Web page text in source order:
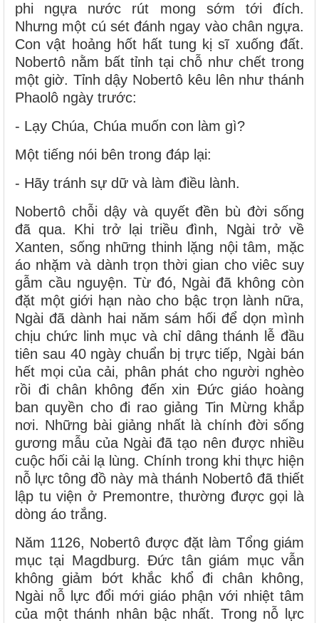
phi ngựa nước rút mong sớm tới đích.
Nhưng một cú sét đánh ngay vào chân ngựa.
Con vật hoảng hốt hất tung kị sĩ xuống đất.
Nobertô nằm bất tỉnh tại chỗ như chết trong
một giờ. Tỉnh dậy Nobertô kêu lên như thánh
Phaolô ngày trước:
- Lạy Chúa, Chúa muốn con làm gì?
Một tiếng nói bên trong đáp lại:
- Hãy tránh sự dữ và làm điều lành.
Nobertô chỗi dậy và quyết đền bù đời sống
đã qua. Khi trở lại triều đình, Ngài trở về
Xanten, sống những thinh lặng nội tâm, mặc
áo nhặm và dành trọn thời gian cho viêc suy
gẫm cầu nguyện. Từ đó, Ngài đã không còn
đặt một giới hạn nào cho bậc trọn lành nữa,
Ngài đã dành hai năm sám hối để dọn mình
chịu chức linh mục và chỉ dâng thánh lễ đầu
tiên sau 40 ngày chuẩn bị trực tiếp, Ngài bán
hết mọi của cải, phân phát cho người nghèo
rồi đi chân không đến xin Đức giáo hoàng
ban quyền cho đi rao giảng Tin Mừng khắp
nơi. Những bài giảng nhất là chính đời sống
gương mẫu của Ngài đã tạo nên được nhiều
cuộc hối cải lạ lùng. Chính trong khi thực hiện
nỗ lực tông đồ này mà thánh Nobertô đã thiết
lập tu viện ở Premontre, thường được gọi là
dòng áo trắng.
Năm 1126, Nobertô được đặt làm Tổng giám
mục tại Magdburg. Đức tân giám mục vẫn
không giảm bớt khắc khổ đi chân không,
Ngài nỗ lực đổi mới giáo phận với nhiệt tâm
của một thánh nhân bậc nhất. Trong nỗ lực